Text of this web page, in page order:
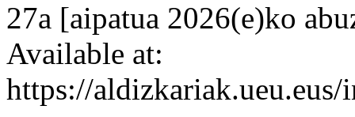
27a [aipatua 2026(e)ko
Available at:
https://